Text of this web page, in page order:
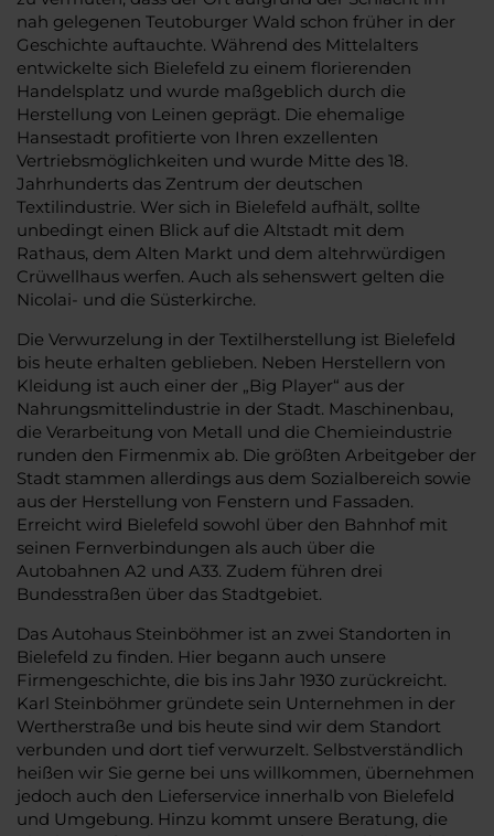
nah gelegenen Teutoburger Wald schon früher in der
Geschichte auftauchte. Während des Mittelalters
entwickelte sich Bielefeld zu einem florierenden
Handelsplatz und wurde maßgeblich durch die
Herstellung von Leinen geprägt. Die ehemalige
Hansestadt profitierte von Ihren exzellenten
Vertriebsmöglichkeiten und wurde Mitte des 18.
Jahrhunderts das Zentrum der deutschen
Textilindustrie. Wer sich in Bielefeld aufhält, sollte
unbedingt einen Blick auf die Altstadt mit dem
Rathaus, dem Alten Markt und dem altehrwürdigen
Crüwellhaus werfen. Auch als sehenswert gelten die
Nicolai- und die Süsterkirche.
Die Verwurzelung in der Textilherstellung ist Bielefeld
bis heute erhalten geblieben. Neben Herstellern von
Kleidung ist auch einer der „Big Player“ aus der
Nahrungsmittelindustrie in der Stadt. Maschinenbau,
die Verarbeitung von Metall und die Chemieindustrie
runden den Firmenmix ab. Die größten Arbeitgeber der
Stadt stammen allerdings aus dem Sozialbereich sowie
aus der Herstellung von Fenstern und Fassaden.
Erreicht wird Bielefeld sowohl über den Bahnhof mit
seinen Fernverbindungen als auch über die
Autobahnen A2 und A33. Zudem führen drei
Bundesstraßen über das Stadtgebiet.
Das Autohaus Steinböhmer ist an zwei Standorten in
Bielefeld zu finden. Hier begann auch unsere
Firmengeschichte, die bis ins Jahr 1930 zurückreicht.
Karl Steinböhmer gründete sein Unternehmen in der
Wertherstraße und bis heute sind wir dem Standort
verbunden und dort tief verwurzelt. Selbstverständlich
heißen wir Sie gerne bei uns willkommen, übernehmen
jedoch auch den Lieferservice innerhalb von Bielefeld
und Umgebung. Hinzu kommt unsere Beratung, die